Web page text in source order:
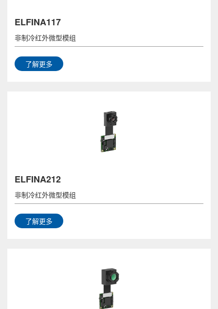
ELFINA117
非制冷红外微型模组
了解更多
ELFINA212
非制冷红外微型模组
了解更多